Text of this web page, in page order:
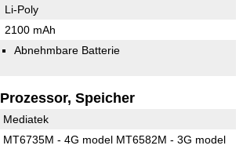
Li-Poly
2100 mAh
Abnehmbare Batterie
Prozessor, Speicher
Mediatek
MT6735M - 4G model MT6582M - 3G model